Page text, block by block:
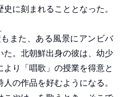
に刻まれることとなった。
もまた、ある風景にアンビバ
た。北朝鮮出身の彼は、幼少
り「唱歌」の授業を得意と
の作品を好むようになる。